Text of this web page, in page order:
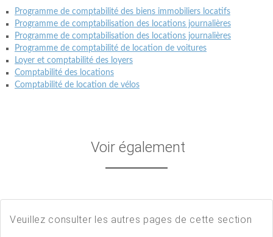
Programme de comptabilité des biens immobiliers locatifs
Programme de comptabilisation des locations journalières
Programme de comptabilisation des locations journalières
Programme de comptabilité de location de voitures
Loyer et comptabilité des loyers
Comptabilité des locations
Comptabilité de location de vélos
Voir également
Veuillez consulter les autres pages de cette section